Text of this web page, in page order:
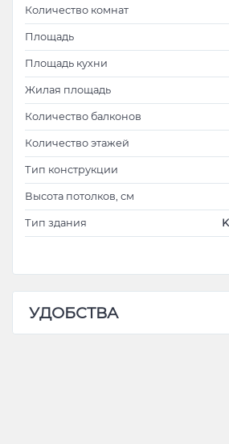
Количество комнат
Площадь
Площадь кухни
Жилая площадь
Количество балконов
Количество этажей
Тип конструкции
Высота потолков, см
Тип здания
УДОБСТВА